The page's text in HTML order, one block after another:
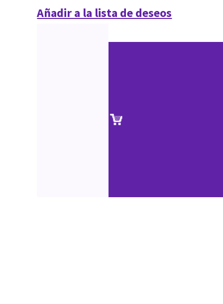
Añadir a la lista de deseos